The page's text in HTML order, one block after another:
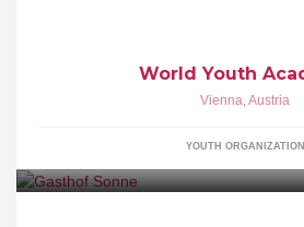
World Youth
Vienna,Austria
YOUTH ORGANIZATION